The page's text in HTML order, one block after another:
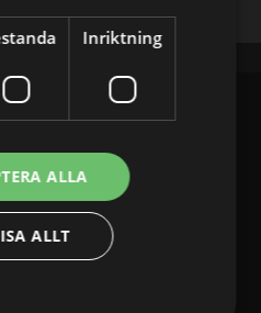
Inriktning
ALLA
ALLT